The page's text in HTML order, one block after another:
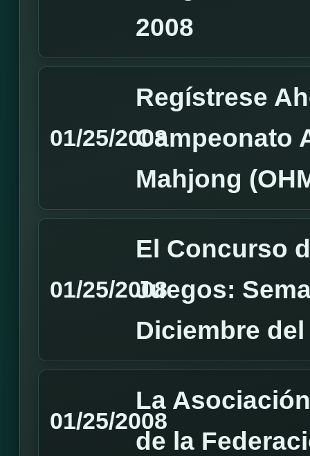
2008
01/25/2008
Regístrese
Campeonato
Mahjong
01/25/2008
El Concurso
Juegos:
Diciembre del
01/25/2008
La
de la